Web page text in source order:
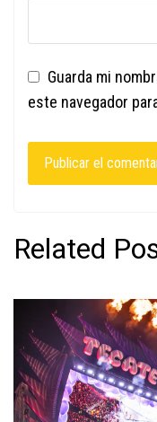
Guarda mi
este navegador
Related